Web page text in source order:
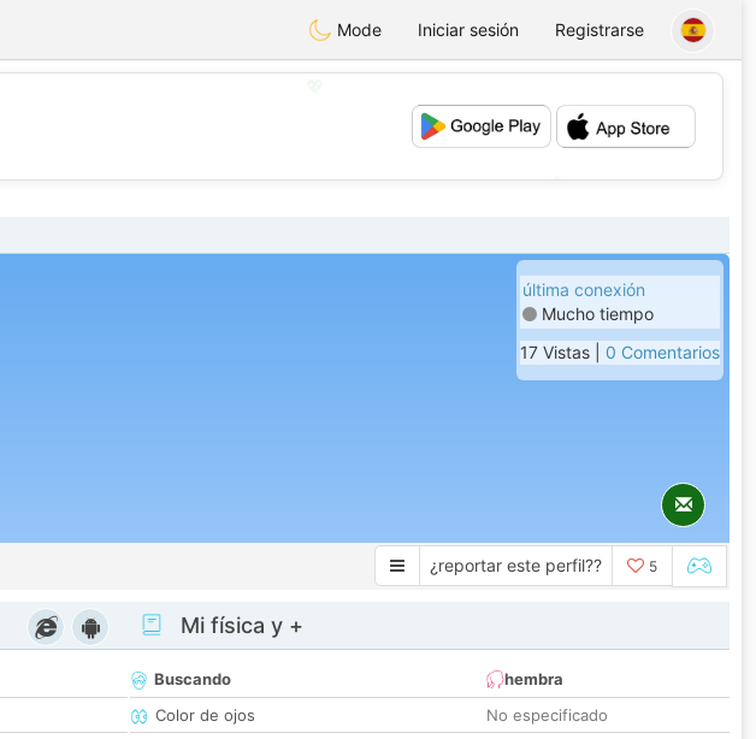
Mode Iniciar sesión Registrarse
💕
última conexión
Mucho tiempo
17 Vistas | 0 Comentarios
¿reportar este perfil?? 5
Mi física y +
Buscando
hembra
Color de ojos
No especificado